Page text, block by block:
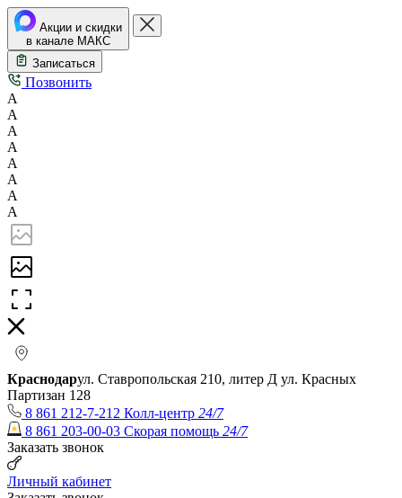
Акции и скидки
в канале МАКС
Записаться
Позвонить
А
А
А
А
А
А
А
А
Краснодарул. Ставропольская 210, литер Д ул. Красных
Партизан 128
8 861 212-7-212 Колл-центр 24/7
8 861 203-00-03 Скорая помощь 24/7
Заказать звонок
Личный кабинет